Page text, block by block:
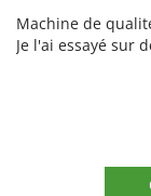
Y Yard Force
Machine de
Je l'ai essayé sur